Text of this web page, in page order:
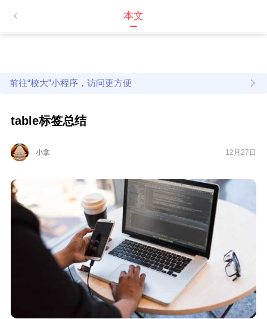
本文
前往“校大”小程序，访问更方便
table标签总结
小拿 12月27日